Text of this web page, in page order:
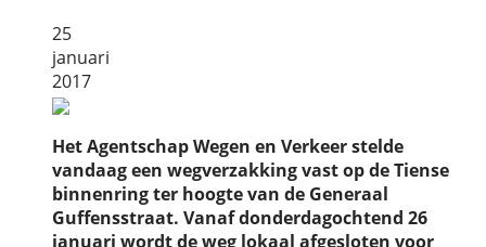
25
januari
2017
Het Agentschap Wegen en Verkeer stelde
vandaag een wegverzakking vast op de Tiense
binnenring ter hoogte van de Generaal
Guffensstraat. Vanaf donderdagochtend 26
januari wordt de weg lokaal afgesloten voor